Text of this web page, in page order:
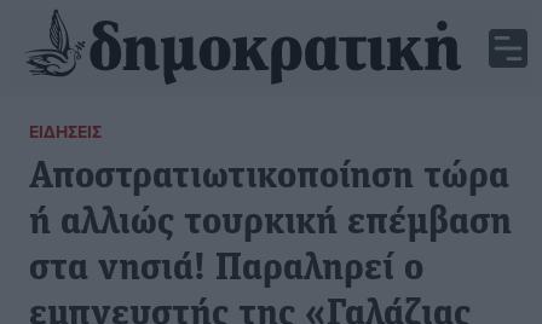
ΕΙΔΉΣΕΙΣ
Αποστρατιωτικοποίηση τώρα
ή αλλιώς τουρκική επέμβαση
στα νησιά! Παραληρεί ο
εμπνευστής της «Γαλάζιας